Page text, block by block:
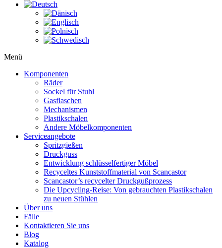
Menü
Komponenten
Räder
Sockel für Stuhl
Gasflaschen
Mechanismen
Plastikschalen
Andere Möbelkomponenten
Serviceangebote
Spritzgießen
Druckguss
Entwicklung schlüsselfertiger Möbel
Recyceltes Kunststoffmaterial von Scancastor
Scancastor’s recycelter Druckgußprozess
Die Upcycling-Reise: Von gebrauchten Plastikschalen
zu neuen Stühlen
Über uns
Fälle
Kontaktieren Sie uns
Blog
Katalog